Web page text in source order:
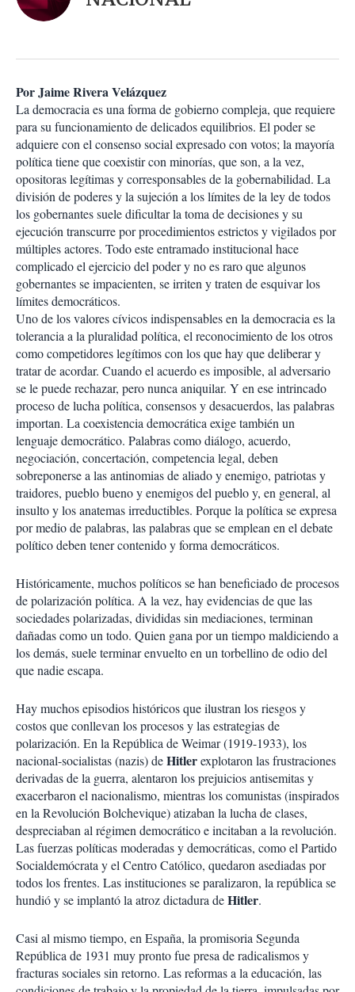
e
s
c
m
p
a
r
i
r
Por Jaime Rivera Velázquez
La democracia es una forma de gobierno compleja, que requiere
para su funcionamiento de delicados equilibrios. El poder se
adquiere con el consenso social expresado con votos; la mayoría
política tiene que coexistir con minorías, que son, a la vez,
opositoras legítimas y corresponsables de la gobernabilidad. La
división de poderes y la sujeción a los límites de la ley de todos
los gobernantes suele dificultar la toma de decisiones y su
ejecución transcurre por procedimientos estrictos y vigilados por
múltiples actores. Todo este entramado institucional hace
complicado el ejercicio del poder y no es raro que algunos
gobernantes se impacienten, se irriten y traten de esquivar los
límites democráticos.
Uno de los valores cívicos indispensables en la democracia es la
tolerancia a la pluralidad política, el reconocimiento de los otros
como competidores legítimos con los que hay que deliberar y
tratar de acordar. Cuando el acuerdo es imposible, al adversario
se le puede rechazar, pero nunca aniquilar. Y en ese intrincado
proceso de lucha política, consensos y desacuerdos, las palabras
importan. La coexistencia democrática exige también un
lenguaje democrático. Palabras como diálogo, acuerdo,
negociación, concertación, competencia legal, deben
sobreponerse a las antinomias de aliado y enemigo, patriotas y
traidores, pueblo bueno y enemigos del pueblo y, en general, al
insulto y los anatemas irreductibles. Porque la política se expresa
por medio de palabras, las palabras que se emplean en el debate
político deben tener contenido y forma democráticos.
Históricamente, muchos políticos se han beneficiado de procesos
de polarización política. A la vez, hay evidencias de que las
sociedades polarizadas, divididas sin mediaciones, terminan
dañadas como un todo. Quien gana por un tiempo maldiciendo a
los demás, suele terminar envuelto en un torbellino de odio del
que nadie escapa.
Hay muchos episodios históricos que ilustran los riesgos y
costos que conllevan los procesos y las estrategias de
polarización. En la República de Weimar (1919-1933), los
nacional-socialistas (nazis) deHitlerexplotaron las frustraciones
derivadas de la guerra, alentaron los prejuicios antisemitas y
exacerbaron el nacionalismo, mientras los comunistas (inspirados
en la Revolución Bolchevique) atizaban la lucha de clases,
despreciaban al régimen democrático e incitaban a la revolución.
Las fuerzas políticas moderadas y democráticas, como el Partido
Socialdemócrata y el Centro Católico, quedaron asediadas por
todos los frentes. Las instituciones se paralizaron, la república se
hundió y se implantó la atroz dictadura deHitler.
Casi al mismo tiempo, en España, la promisoria Segunda
República de 1931 muy pronto fue presa de radicalismos y
fracturas sociales sin retorno. Las reformas a la educación, las